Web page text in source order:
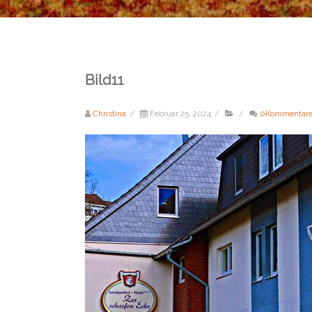
Bild11
Christina / Februar 25, 2024 / / 0Kommentare